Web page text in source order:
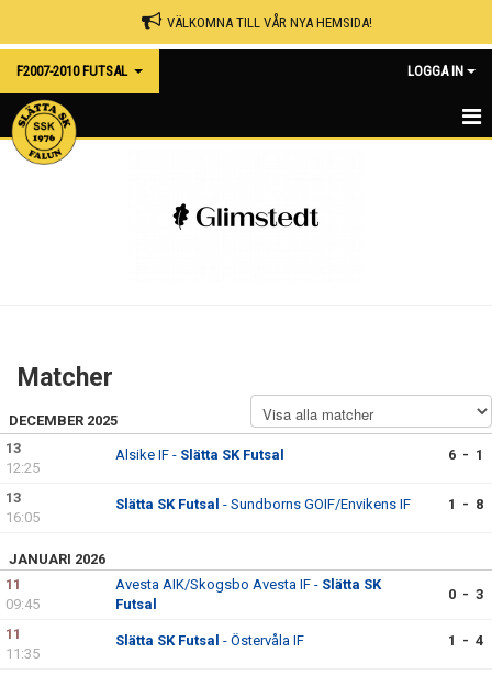
VÄLKOMNA TILL VÅR NYA HEMSIDA!
F2007-2010 FUTSAL LOGGA IN
HEM
DOKUMENT
KONTAKT
Matcher
DECEMBER 2025
13
12:25
Alsike IF - Slätta SK Futsal 6 - 1
13
16:05
Slätta SK Futsal - Sundborns GOIF/Envikens IF 1 - 8
JANUARI 2026
11
09:45
Avesta AIK/Skogsbo Avesta IF - Slätta SK
Futsal
0 - 3
11
11:35
Slätta SK Futsal - Östervåla IF 1 - 4